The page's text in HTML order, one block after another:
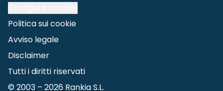
Politica sui cookie
Avviso legale
Disclaimer
Tutti i diritti riservati
© 2003 – 2026 Rankia S.L.